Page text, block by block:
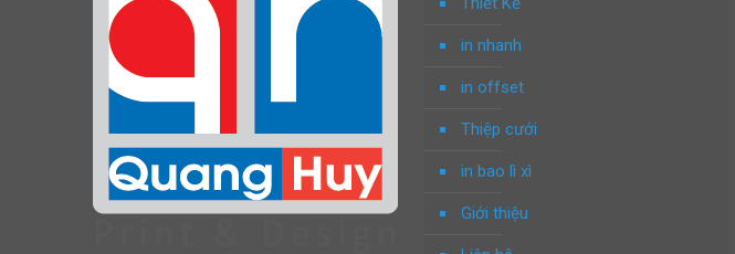
in nhanh
in offset
Thiệp cưới
in bao lì xì
Giới thiệu